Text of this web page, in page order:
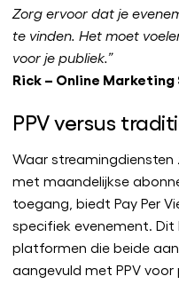
Zorg ervoor dat je
te vinden. Het moet
voor je publiek.”
Rick – Online
PPV versus
Waar streamingdiensten
met maandelijkse
toegang, biedt Pay Per
specifiek evenement.
platformen die beide
aangevuld met PPV